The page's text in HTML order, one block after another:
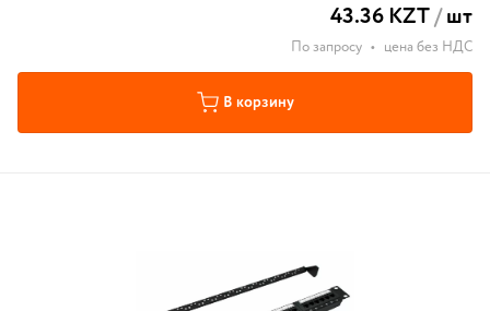
43.36 KZT/шт
По запросу • цена без НДС
В корзину